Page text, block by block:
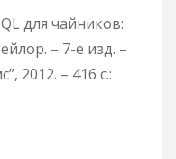
для чайников:
– 7-е изд. –
2012. – 416 с.: